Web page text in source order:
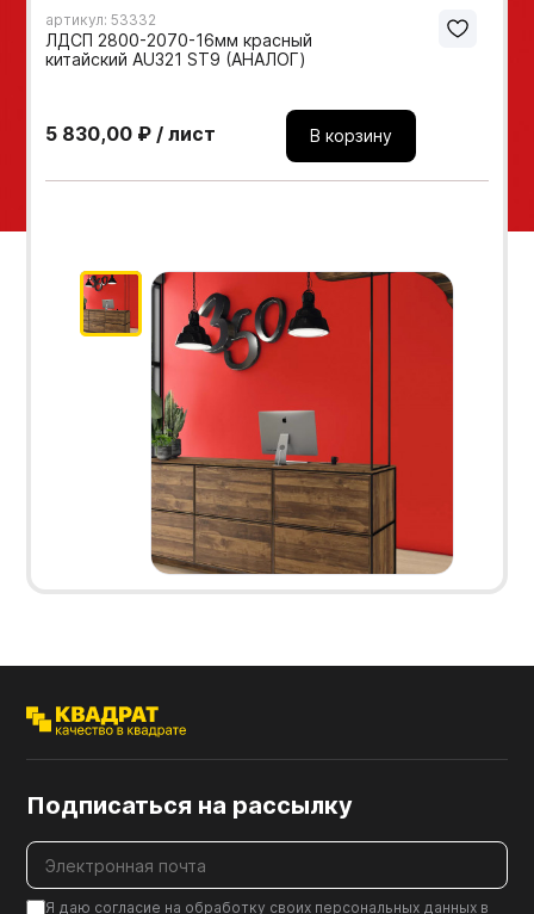
Мебельные образцы, каталоги
артикул: 53332
ЛДСП 2800-2070-16мм красный
китайский AU321 ST9 (АНАЛОГ)
5 830,00 ₽ / лист В корзину
Подписаться на рассылку
Я даю согласие на обработку своих персональных данных в